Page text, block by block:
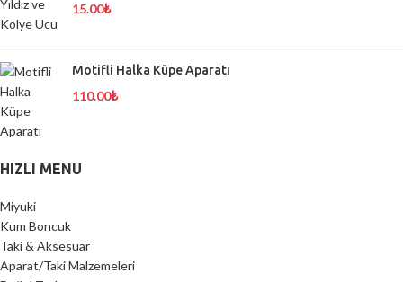
15.00₺
Motifli Halka Küpe Aparatı
110.00₺
HIZLI MENU
Miyuki
Kum Boncuk
Taki & Aksesuar
Aparat/Taki Malzemeleri